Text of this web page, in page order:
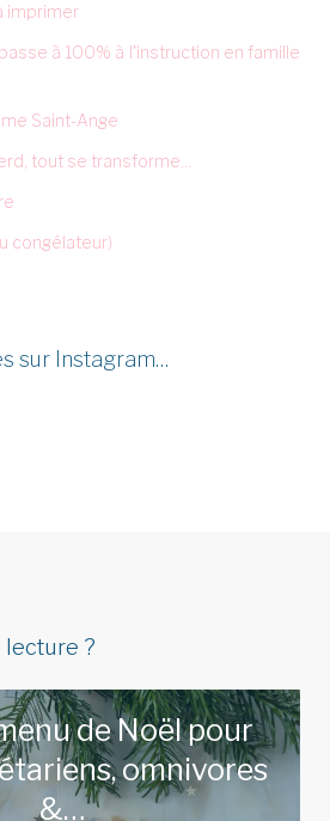
imprimer
à 100% à l'instruction en famille
Saint-Ange
tout se transforme...
congélateur)
sur Instagram…
lecture ?
de Noël pour
omnivores
&…